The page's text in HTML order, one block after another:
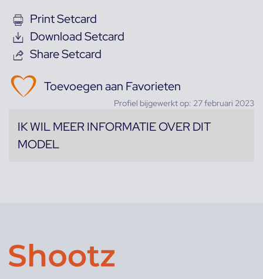
Print Setcard
Download Setcard
Share Setcard
Toevoegen aan Favorieten
Profiel bijgewerkt op: 27 februari 2023
IK WIL MEER INFORMATIE OVER DIT
MODEL